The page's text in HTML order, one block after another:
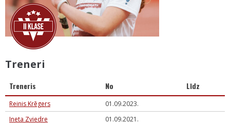
Treneri
Treneris No Līdz
Reinis Krēgers
01.09.2023.
Ineta Zviedre
01.09.2021.